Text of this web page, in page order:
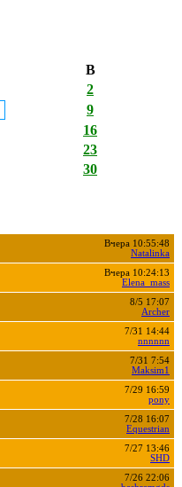
В
2
9
16
23
30
Вчера 10:55:48
Natalinka
Вчера 10:24:13
Elena_mass
8/5 17:07
Archer
7/31 14:44
nnnnnn
7/31 7:54
Maksim1
7/29 16:59
pony
7/28 16:07
Equestrian
7/27 13:46
SHD
7/26 22:06